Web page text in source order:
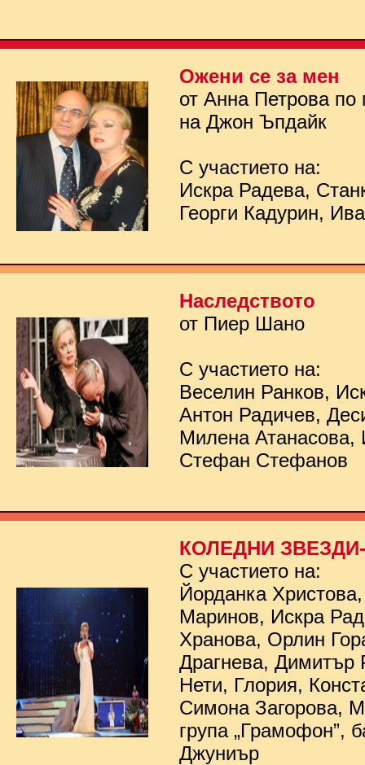
Ожени се за мен
от Анна Петрова по
на Джон Ъпдайк
С участието на:
Искра Радева,
Георги Кадурин,
Наследството
от Пиер Шано
С участието на:
Веселин Ранков,
Антон Радичев,
Милена Атанасова,
Стефан Стефанов
КОЛЕДНИ ЗВЕЗДИ-
С участието на:
Йорданка
Маринов, Искра
Хранова, Орлин
Драгнева, Димитър
Нети, Глория,
Симона Загорова,
група „Грамофон”,
Джуниър